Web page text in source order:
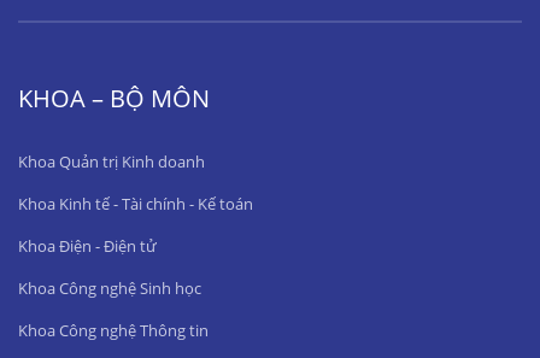
KHOA – BỘ MÔN
Khoa Quản trị Kinh doanh
Khoa Kinh tế - Tài chính - Kế toán
Khoa Điện - Điện tử
Khoa Công nghệ Sinh học
Khoa Công nghệ Thông tin